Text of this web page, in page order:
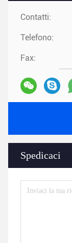
Contatti:
Telefono:
Fax:
Spedicaci